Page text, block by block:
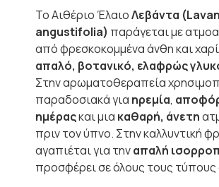
Το Αιθέριο ΈλαιοΛεβάντα
angustifolia) παράγεται με
από φρεσκοκομμένα άνθη και
απαλό, βοτανικό, ελαφρώς
Στην αρωματοθεραπεία
παραδοσιακά για ηρεμία,
ημέραςκαι μια καθαρή, άνετη
πριν τον ύπνο. Στην καλλυντική
αγαπιέται για τηναπαλή
προσφέρει σε όλους τους